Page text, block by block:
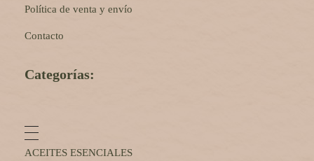
Política de venta y envío
Contacto
Categorías:
ACEITES ESENCIALES